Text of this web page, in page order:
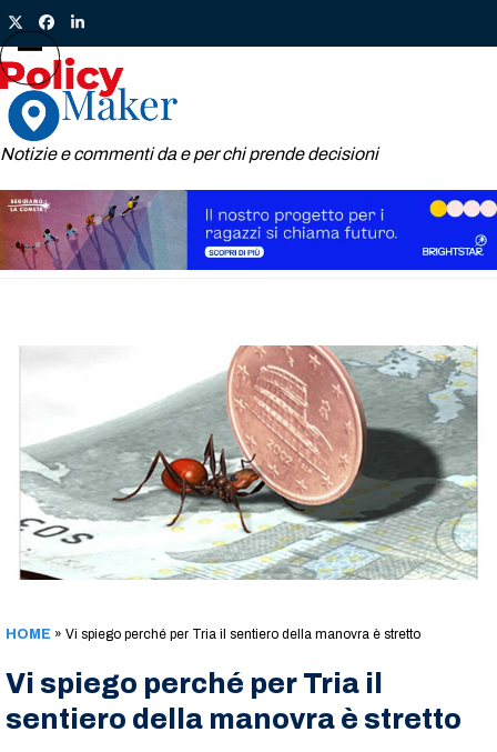
Skip
to
content
TwitterFacebook
LinkedIn
Notizie e commenti da e per chi prende decisioni
Open
mobile
menu
Close
mobile
menu
HOME » Vi spiego perché per Tria il sentiero della manovra è stretto
Vi spiego perché per Tria il
sentiero della manovra è stretto